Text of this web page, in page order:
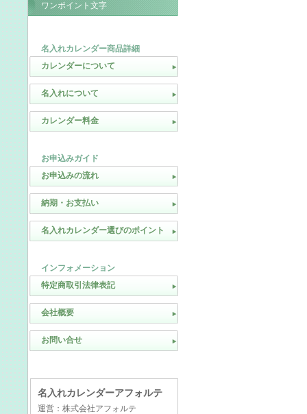
ワンポイント文字
名入れカレンダー商品詳細
カレンダーについて
名入れについて
カレンダー料金
お申込みガイド
お申込みの流れ
納期・お支払い
名入れカレンダー選びのポイント
インフォメーション
特定商取引法律表記
会社概要
お問い合せ
名入れカレンダーアフォルテ
運営：株式会社アフォルテ